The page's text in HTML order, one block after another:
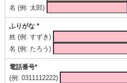
名 (例: 太郎)
ふりがな *
姓 (例: すずき)
名 (例: たろう)
電話番号*
(例: 0311112222)